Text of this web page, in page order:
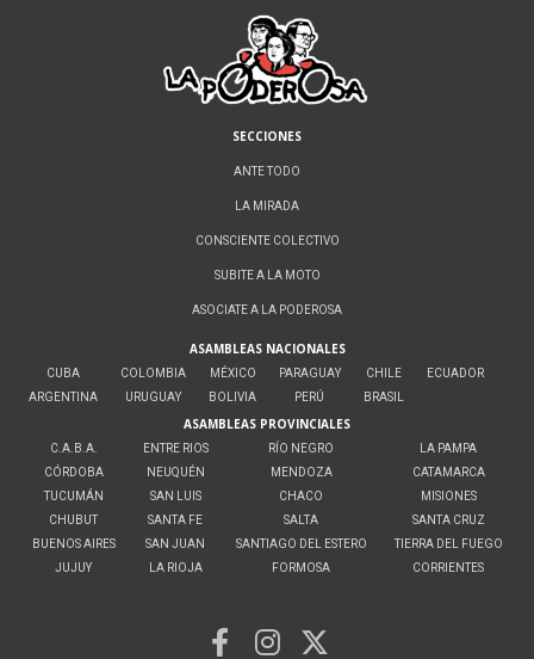
SECCIONES
ANTE TODO
LA MIRADA
CONSCIENTE COLECTIVO
SUBITE A LA MOTO
ASOCIATE A LA PODEROSA
ASAMBLEAS NACIONALES
CUBA
ARGENTINA
COLOMBIA
URUGUAY
MÉXICO
BOLIVIA
PARAGUAY
PERÚ
CHILE
BRASIL
ECUADOR
ASAMBLEAS PROVINCIALES
C.A.B.A.
CÓRDOBA
TUCUMÁN
CHUBUT
BUENOS AIRES
JUJUY
ENTRE RIOS
NEUQUÉN
SAN LUIS
SANTA FE
SAN JUAN
LA RIOJA
RÍO NEGRO
MENDOZA
CHACO
SALTA
SANTIAGO DEL ESTERO
FORMOSA
LA PAMPA
CATAMARCA
MISIONES
SANTA CRUZ
TIERRA DEL FUEGO
CORRIENTES